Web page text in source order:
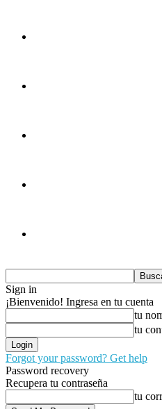
Sign in
¡Bienvenido! Ingresa en tu cuenta
tu
tu
Forgot your password? Get help
Password recovery
Recupera tu contraseña
tu